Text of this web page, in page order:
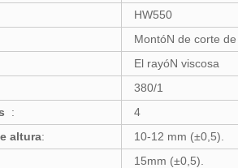
HW550
MontóN de corte
El rayóN viscosa
380/1
:
4
altura:
10-12 mm (±0,5).
15mm (±0,5).